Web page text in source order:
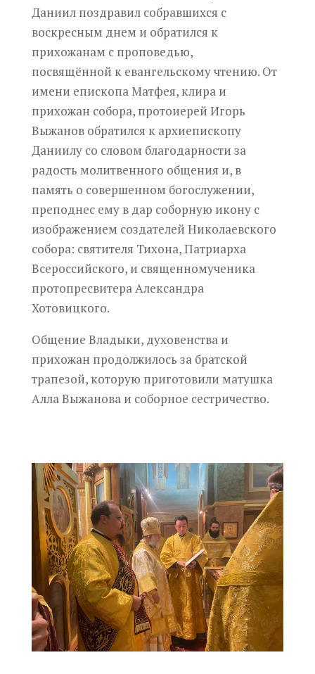
Даниил поздравил собравшихся с
воскресным днем и обратился к
прихожанам с проповедью,
посвящённой к евангельскому чтению. От
имени епископа Матфея, клира и
прихожан собора, протоиерей Игорь
Выжанов обратился к архиепископу
Даниилу со словом благодарности за
радость молитвенного общения и, в
память о совершенном богослужении,
преподнес ему в дар соборную икону с
изображением создателей Николаевского
собора: святителя Тихона, Патриарха
Всероссийского, и священномученика
протопресвитера Александра
Хотовицкого.
Общение Владыки, духовенства и
прихожан продолжилось за братской
трапезой, которую приготовили матушка
Алла Выжанова и соборное сестричество.